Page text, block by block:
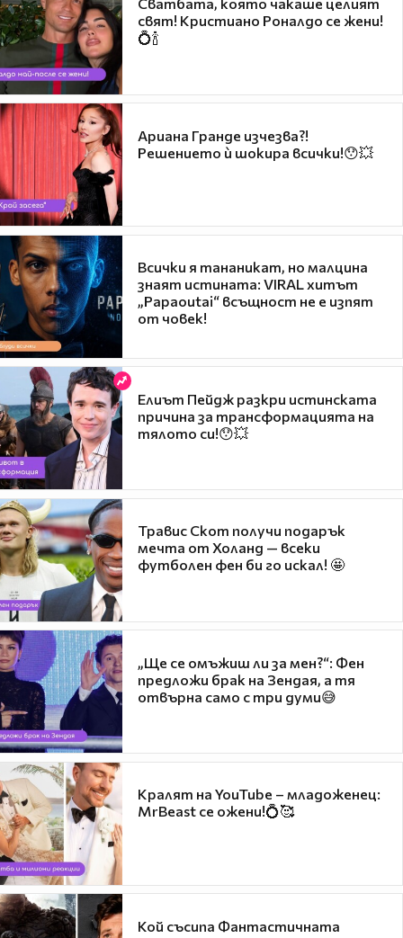
свят! Кристиано Роналдо се жени!
💍🍾
Ариана Гранде изчезва?!
Решението ѝ шокира всички!😯💥
Всички я тананикат, но малцина
знаят истината: VIRAL хитът
„Papaoutai“ всъщност не е изпят
от човек!
Елиът Пейдж разкри истинската
причина за трансформацията на
тялото си!😯💥
Травис Скот получи подарък
мечта от Холанд — всеки
футболен фен би го искал! 🤩
„Ще се омъжиш ли за мен?“: Фен
предложи брак на Зендая, а тя
отвърна само с три думи😅
Кралят на YouTube – младоженец:
MrBeast се ожени!💍🥰
Кой съсипа Фантастичната